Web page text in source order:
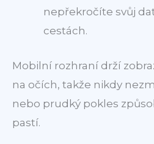
nepřekročíte svůj
cestách.
Mobilní rozhraní drží
na očích, takže nikdy
nebo prudký pokles
pastí.